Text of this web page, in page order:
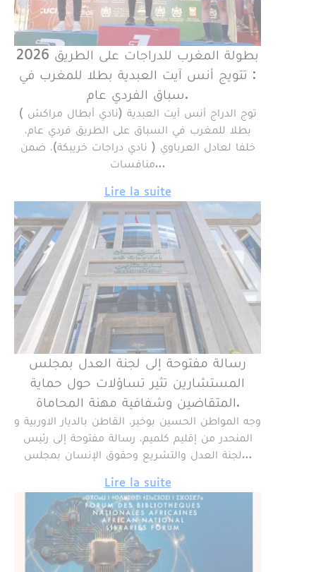
بطولة المغرب للدراجات على الطريق 2026
: تتويج أنس آيت العبدية بطلا للمغرب في
سباق الفردي عام.
توج الدراج أنس آيت العبدية (نادي أبطال مراكش )
بطلا للمغرب في السباق على الطريق فردي عام،
خلفا لعادل العرباوي ( نادي دراجات خريبكة)، ضمن
منافسات…
Lire la suite
رسالة مفتوحة إلى لجنة العدل بمجلس
المستشارين تثير تساؤلات حول حماية
المتقاضين وشفافية مهنة المحاماة.
وجه المواطن الحسين بوخير، القاطن بالديار الاوربية و
المنحدر من إقليم كلميم، رسالة مفتوحة إلى رئيس
لجنة العدل والتشريع وحقوق الإنسان بمجلس…
Lire la suite